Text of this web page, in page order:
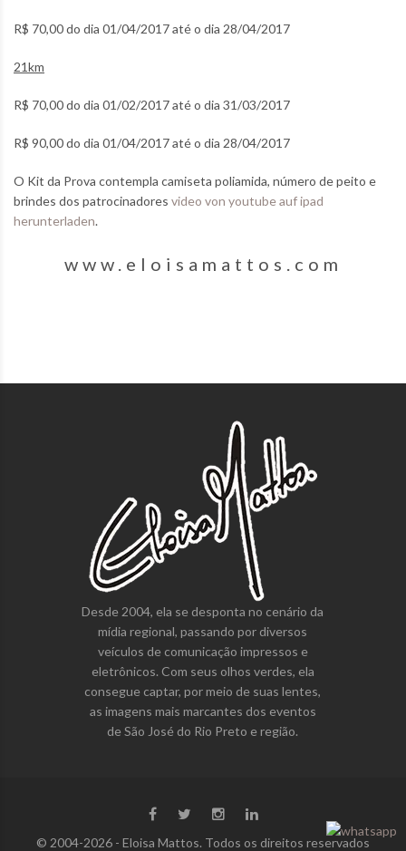
R$ 70,00 do dia 01/04/2017 até o dia 28/04/2017
21km
R$ 70,00 do dia 01/02/2017 até o dia 31/03/2017
R$ 90,00 do dia 01/04/2017 até o dia 28/04/2017
O Kit da Prova contempla camiseta poliamida, número de peito e
brindes dos patrocinadores video von youtube auf ipad
herunterladen.
www.eloisamattos.com
Desde 2004, ela se desponta no cenário da
mídia regional, passando por diversos
veículos de comunicação impressos e
eletrônicos. Com seus olhos verdes, ela
consegue captar, por meio de suas lentes,
as imagens mais marcantes dos eventos
de São José do Rio Preto e região.
© 2004-2026 - Eloisa Mattos. Todos os direitos reservados